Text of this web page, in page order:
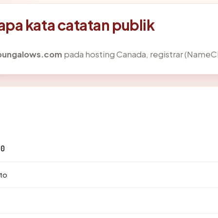
kata catatan publik
pada hosting Canada, registrar